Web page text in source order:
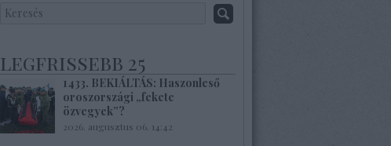
legfrissebb 25
1433. BEKIÁLTÁS: Haszonleső
oroszországi „fekete
özvegyek”?
2026. augusztus 06. 14:42